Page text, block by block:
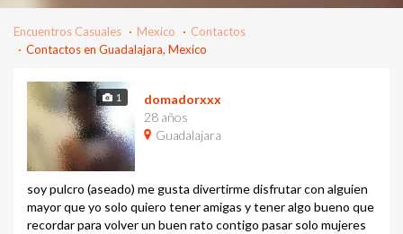
Encuentros Casuales Mexico
Contactos
Contactos en Guadalajara, Mexico
1
domadorxxx
28 años
Guadalajara
soy pulcro (aseado) me gusta divertirme disfrutar con alguien
mayor que yo solo quiero tener amigas y tener algo bueno que
recordar para volver un buen rato contigo pasar solo mujeres